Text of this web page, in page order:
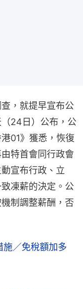
，就提早宣布公
24日）公布，公
01》獲悉，恢復
特首會同行政會
宣布行政、立
凍薪的決定。公
制調整薪酬，否
／免稅額加多